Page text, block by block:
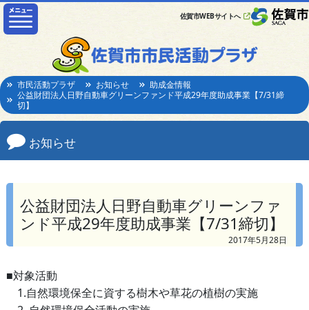
佐賀市WEBサイトへ
市民活動プラザ お知らせ
助成金情報
公益財団法人日野自動車グリーンファンド平成29年度助成事業【7/31締
切】
お知らせ
公益財団法人日野自動車グリーンファ
ンド平成29年度助成事業【7/31締切】
2017年5月28日
■対象活動
1.自然環境保全に資する樹木や草花の植樹の実施